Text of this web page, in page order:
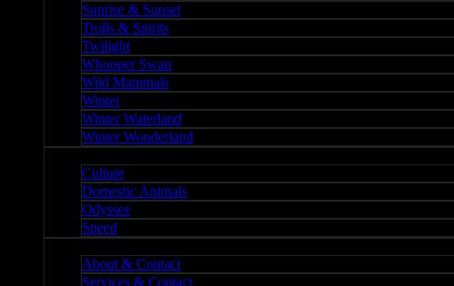
Sunrise & Sunset
Trolls & Spirits
Twilight
Whooper Swan
Wild Mammals
Winter
Winter Waterland
Winter Wonderland
Culture
Domestic Animals
Odyssee
Speed
About & Contact
Services & Contact